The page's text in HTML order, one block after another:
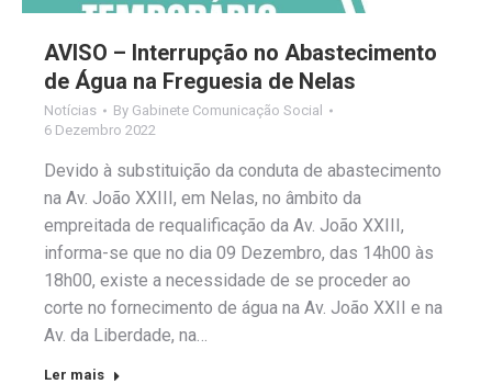
AVISO – Interrupção no Abastecimento
de Água na Freguesia de Nelas
Notícias By Gabinete Comunicação Social
6 Dezembro 2022
Devido à substituição da conduta de abastecimento
na Av. João XXIII, em Nelas, no âmbito da
empreitada de requalificação da Av. João XXIII,
informa-se que no dia 09 Dezembro, das 14h00 às
18h00, existe a necessidade de se proceder ao
corte no fornecimento de água na Av. João XXII e na
Av. da Liberdade, na…
Ler mais